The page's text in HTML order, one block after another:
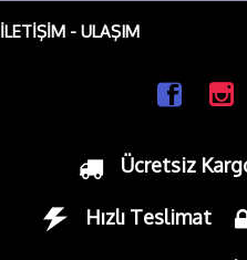
İLETIŞIM - ULAŞIM
Ücretsiz
Hızlı Teslimat